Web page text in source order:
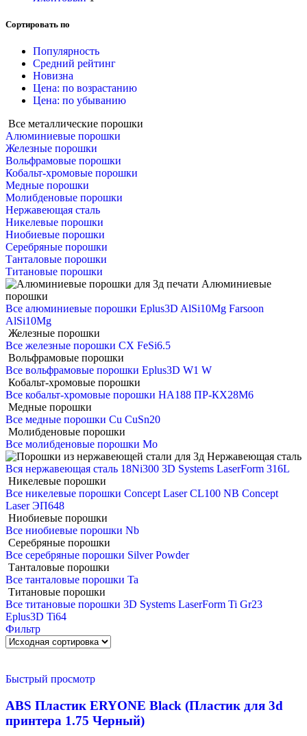
Сортировать по
Популярность
Средний рейтинг
Новизна
Цена: по возрастанию
Цена: по убыванию
Все металлические порошки
Алюминиевые порошки
Железные порошки
Вольфрамовые порошки
Кобальт-хромовые порошки
Медные порошки
Молибденовые порошки
Нержавеющая сталь
Никелевые порошки
Ниобиевые порошки
Серебряные порошки
Танталовые порошки
Титановые порошки
Алюминиевые
порошки
Все алюминиевые порошки Eplus3D AlSi10Mg Farsoon
AlSi10Mg
Железные порошки
Все железные порошки CX FeSi6.5
Вольфрамовые порошки
Все вольфрамовые порошки Eplus3D W1 W
Кобальт-хромовые порошки
Все кобальт-хромовые порошки HA188 ПР-КХ28М6
Медные порошки
Все медные порошки Cu CuSn20
Молибденовые порошки
Все молибденовые порошки Mo
Нержавеющая сталь
Вся нержавеющая сталь 18Ni300 3D Systems LaserForm 316L
Никелевые порошки
Все никелевые порошки Concept Laser CL100 NB Concept
Laser ЭП648
Ниобиевые порошки
Все ниобиевые порошки Nb
Серебряные порошки
Все серебряные порошки Silver Powder
Танталовые порошки
Все танталовые порошки Ta
Титановые порошки
Все титановые порошки 3D Systems LaserForm Ti Gr23
Eplus3D Ti64
Фильтр
Быстрый просмотр
ABS Пластик ERYONE Black (Пластик для 3d
принтера 1.75 Черный)